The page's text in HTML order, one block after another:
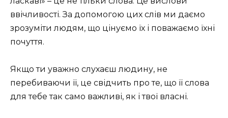
ввічливості. За допомогою цих слів ми даємо
зрозуміти людям, що цінуємо їх і поважаємо їхні
почуття.
Якщо ти уважно слухаєш людину, не
перебиваючи її, це свідчить про те, що її слова
для тебе так само важливі, як і твої власні.